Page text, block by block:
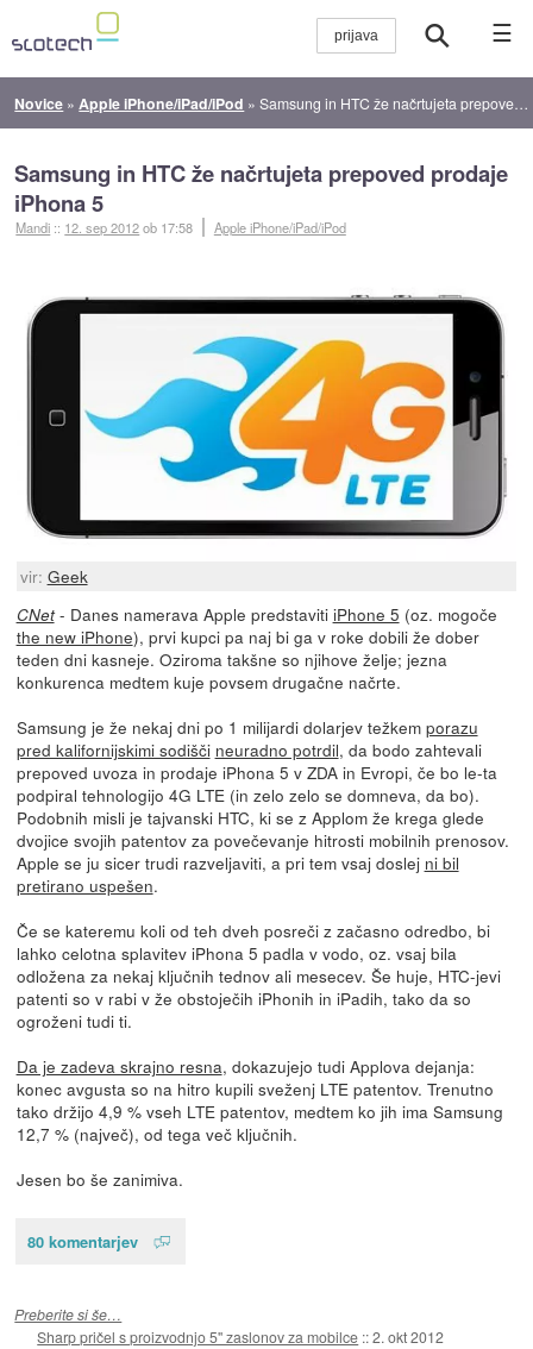
☰
Novice » Apple iPhone/iPad/iPod »Samsung in HTC že načrtujeta prepoved prodaje iPhona 5
Samsung in HTC že načrtujeta prepoved prodaje
iPhona 5
Mandi :: 12. sep 2012ob 17:58 Apple iPhone/iPad/iPod
vir: Geek
CNet- Danes namerava Apple predstaviti iPhone 5 (oz. mogoče
the new iPhone), prvi kupci pa naj bi ga v roke dobili že dober
teden dni kasneje. Oziroma takšne so njihove želje; jezna
konkurenca medtem kuje povsem drugačne načrte.
Samsung je že nekaj dni po 1 milijardi dolarjev težkem porazu
pred kalifornijskimi sodišči neuradno potrdil, da bodo zahtevali
prepoved uvoza in prodaje iPhona 5 v ZDA in Evropi, če bo le-ta
podpiral tehnologijo 4G LTE (in zelo zelo se domneva, da bo).
Podobnih misli je tajvanski HTC, ki se z Applom že krega glede
dvojice svojih patentov za povečevanje hitrosti mobilnih prenosov.
Apple se ju sicer trudi razveljaviti, a pri tem vsaj doslej ni bil
pretirano uspešen.
Če se kateremu koli od teh dveh posreči z začasno odredbo, bi
lahko celotna splavitev iPhona 5 padla v vodo, oz. vsaj bila
odložena za nekaj ključnih tednov ali mesecev. Še huje, HTC-jevi
patenti so v rabi v že obstoječih iPhonih in iPadih, tako da so
ogroženi tudi ti.
Da je zadeva skrajno resna, dokazujejo tudi Applova dejanja:
konec avgusta so na hitro kupili sveženj LTE patentov. Trenutno
tako držijo 4,9 % vseh LTE patentov, medtem ko jih ima Samsung
12,7 % (največ), od tega več ključnih.
Jesen bo še zanimiva.
80 komentarjev
Preberite si še…
Sharp pričel s proizvodnjo 5'' zaslonov za mobilce ::2. okt 2012